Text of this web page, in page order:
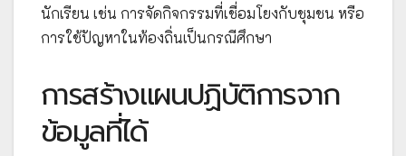
นักเรียน เช่น การจัดกิจกรรมที่เชื่อมโยงกับชุมชน หรือ
การใช้ปัญหาในท้องถิ่นเป็นกรณีศึกษา
การสร้างแผนปฏิบัติการจาก
ข้อมูลที่ได้